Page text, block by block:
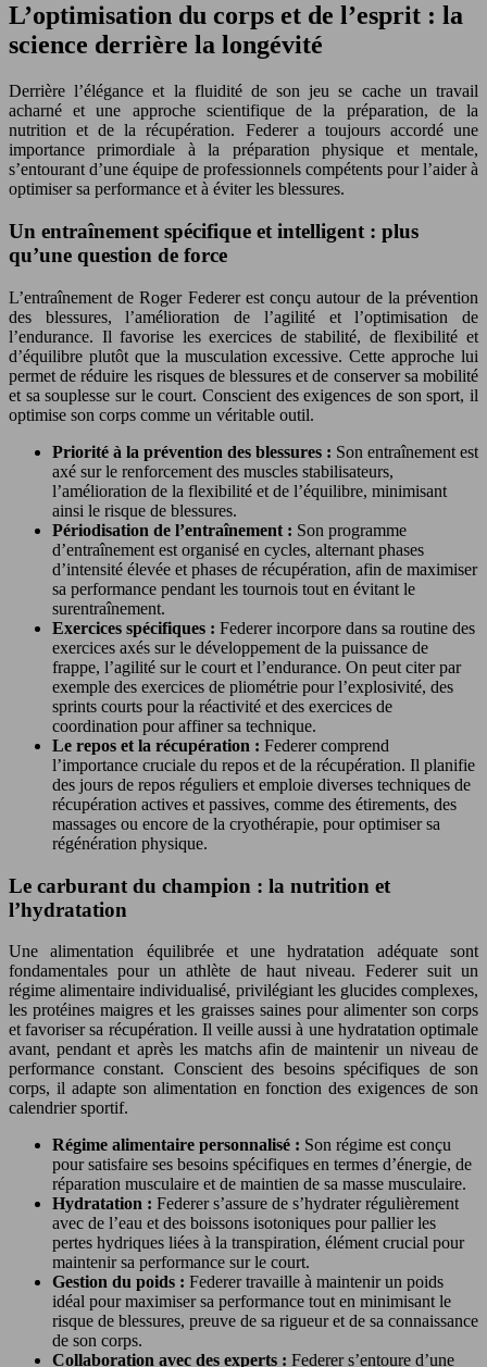
L’optimisation du corps et de l’esprit : la
science derrière la longévité
Derrière l’élégance et la fluidité de son jeu se cache un travail
acharné et une approche scientifique de la préparation, de la
nutrition et de la récupération. Federer a toujours accordé une
importance primordiale à la préparation physique et mentale,
s’entourant d’une équipe de professionnels compétents pour l’aider à
optimiser sa performance et à éviter les blessures.
Un entraînement spécifique et intelligent : plus
qu’une question de force
L’entraînement de Roger Federer est conçu autour de la prévention
des blessures, l’amélioration de l’agilité et l’optimisation de
l’endurance. Il favorise les exercices de stabilité, de flexibilité et
d’équilibre plutôt que la musculation excessive. Cette approche lui
permet de réduire les risques de blessures et de conserver sa mobilité
et sa souplesse sur le court. Conscient des exigences de son sport, il
optimise son corps comme un véritable outil.
Priorité à la prévention des blessures : Son entraînement est
axé sur le renforcement des muscles stabilisateurs,
l’amélioration de la flexibilité et de l’équilibre, minimisant
ainsi le risque de blessures.
Périodisation de l’entraînement : Son programme
d’entraînement est organisé en cycles, alternant phases
d’intensité élevée et phases de récupération, afin de maximiser
sa performance pendant les tournois tout en évitant le
surentraînement.
Exercices spécifiques : Federer incorpore dans sa routine des
exercices axés sur le développement de la puissance de
frappe, l’agilité sur le court et l’endurance. On peut citer par
exemple des exercices de pliométrie pour l’explosivité, des
sprints courts pour la réactivité et des exercices de
coordination pour affiner sa technique.
Le repos et la récupération : Federer comprend
l’importance cruciale du repos et de la récupération. Il planifie
des jours de repos réguliers et emploie diverses techniques de
récupération actives et passives, comme des étirements, des
massages ou encore de la cryothérapie, pour optimiser sa
régénération physique.
Le carburant du champion : la nutrition et
l’hydratation
Une alimentation équilibrée et une hydratation adéquate sont
fondamentales pour un athlète de haut niveau. Federer suit un
régime alimentaire individualisé, privilégiant les glucides complexes,
les protéines maigres et les graisses saines pour alimenter son corps
et favoriser sa récupération. Il veille aussi à une hydratation optimale
avant, pendant et après les matchs afin de maintenir un niveau de
performance constant. Conscient des besoins spécifiques de son
corps, il adapte son alimentation en fonction des exigences de son
calendrier sportif.
Régime alimentaire personnalisé : Son régime est conçu
pour satisfaire ses besoins spécifiques en termes d’énergie, de
réparation musculaire et de maintien de sa masse musculaire.
Hydratation : Federer s’assure de s’hydrater régulièrement
avec de l’eau et des boissons isotoniques pour pallier les
pertes hydriques liées à la transpiration, élément crucial pour
maintenir sa performance sur le court.
Gestion du poids : Federer travaille à maintenir un poids
idéal pour maximiser sa performance tout en minimisant le
risque de blessures, preuve de sa rigueur et de sa connaissance
de son corps.
Collaboration avec des experts : Federer s’entoure d’une